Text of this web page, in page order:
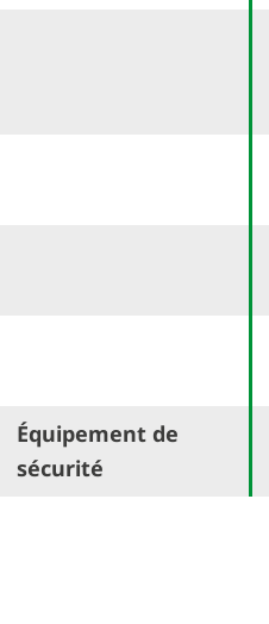
Équipement de
sécurité